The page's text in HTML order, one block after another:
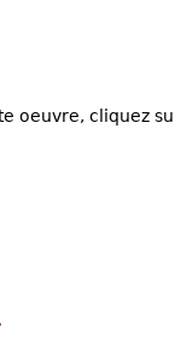
oeuvre, cliquez